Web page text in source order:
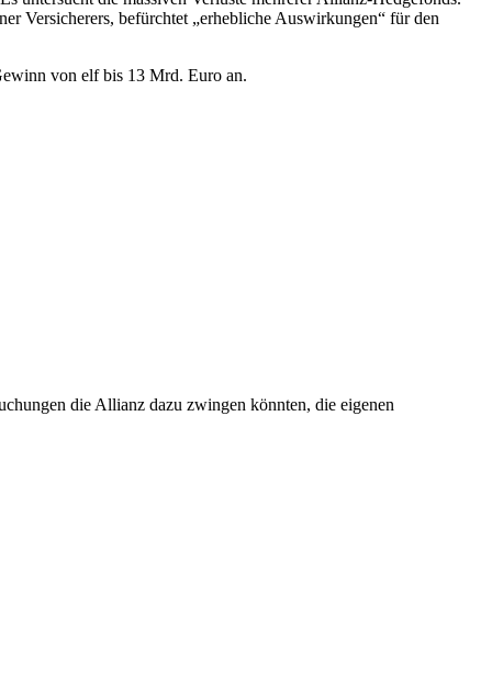
Versicherers, befürchtet „erhebliche Auswirkungen“ für den
von elf bis 13 Mrd. Euro an.
die Allianz dazu zwingen könnten, die eigenen